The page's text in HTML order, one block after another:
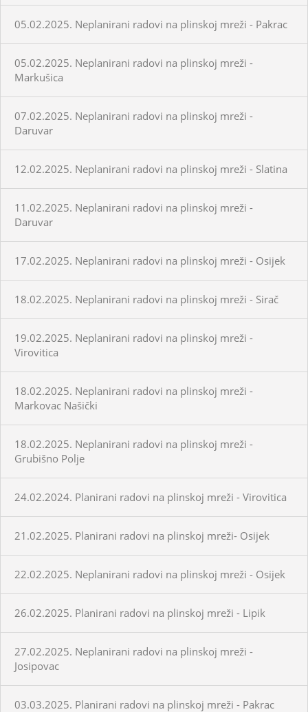
05.02.2025. Neplanirani radovi na plinskoj mreži - Pakrac
05.02.2025. Neplanirani radovi na plinskoj mreži -
Markušica
07.02.2025. Neplanirani radovi na plinskoj mreži -
Daruvar
12.02.2025. Neplanirani radovi na plinskoj mreži - Slatina
11.02.2025. Neplanirani radovi na plinskoj mreži -
Daruvar
17.02.2025. Neplanirani radovi na plinskoj mreži - Osijek
18.02.2025. Neplanirani radovi na plinskoj mreži - Sirač
19.02.2025. Neplanirani radovi na plinskoj mreži -
Virovitica
18.02.2025. Neplanirani radovi na plinskoj mreži -
Markovac Našički
18.02.2025. Neplanirani radovi na plinskoj mreži -
Grubišno Polje
24.02.2024. Planirani radovi na plinskoj mreži - Virovitica
21.02.2025. Planirani radovi na plinskoj mreži- Osijek
22.02.2025. Neplanirani radovi na plinskoj mreži - Osijek
26.02.2025. Planirani radovi na plinskoj mreži - Lipik
27.02.2025. Neplanirani radovi na plinskoj mreži -
Josipovac
03.03.2025. Planirani radovi na plinskoj mreži - Pakrac